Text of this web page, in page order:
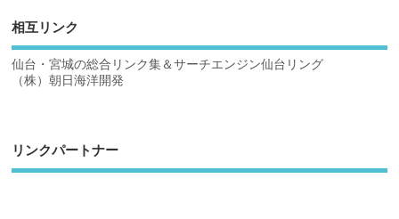
相互リンク
仙台・宮城の総合リンク集＆サーチエンジン仙台リング
（株）朝日海洋開発
リンクパートナー